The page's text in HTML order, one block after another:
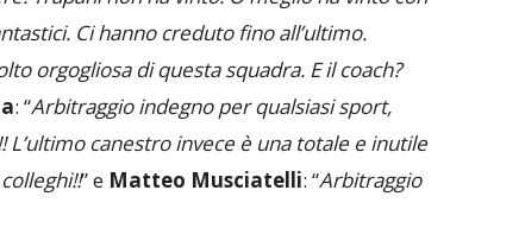
Ci hanno creduto fino all’ultimo.
orgogliosa di questa squadra. E il coach?
: “Arbitraggio indegno per qualsiasi sport,
L’ultimo canestro invece è una totale e inutile
” e Matteo Musciatelli: “Arbitraggio